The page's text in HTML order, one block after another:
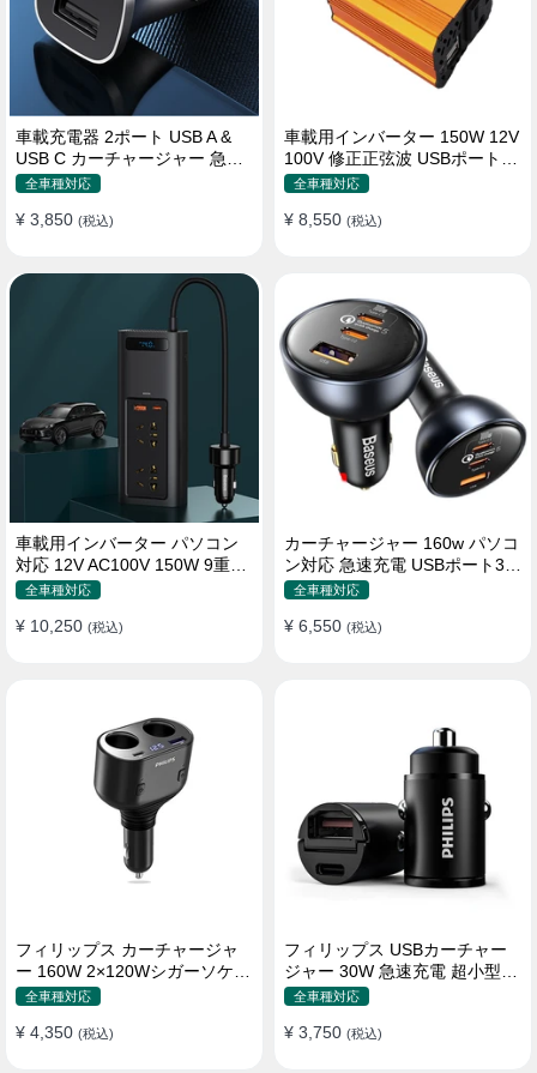
車載充電器 2ポート USB A &
USB C カーチャージャー 急速
充電USB [36W 12V-24V ]
全車種対応
¥ 3,850 (税込)
車載用インバーター 150W 12V
100V 修正正弦波 USBポート2
口 コンバーター 防災用品 チャ
全車種対応
¥ 8,550 (税込)
車載用インバーター パソコン
対応 12V AC100V 150W 9重保
護 ディスプレイ付き 静音タイ
全車種対応
¥ 10,250 (税込)
カーチャージャー 160w パソコ
ン対応 急速充電 USBポート3つ
Type-C シガーソケット
全車種対応
¥ 6,550 (税込)
フィリップス カーチャージャ
ー 160W 2×120Wシガーソケッ
ト おしゃれ
全車種対応
¥ 4,350 (税込)
フィリップス USBカーチャー
ジャー 30W 急速充電 超小型設
計 おしゃれ シガーソケット
全車種対応
¥ 3,750 (税込)